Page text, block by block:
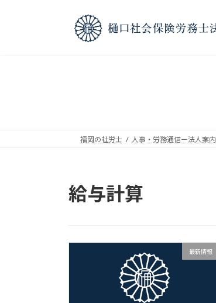
福岡の社労士 人事・労務通信ー法人案内
給与計算
最新情報